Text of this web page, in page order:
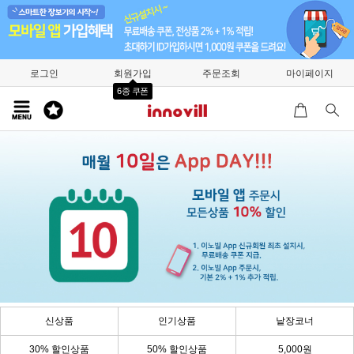
로그인 회원가입
6종 쿠폰
주문조회 마이페이지
신상품 인기상품 낱장코너
30% 할인상품 50% 할인상품 5,000원